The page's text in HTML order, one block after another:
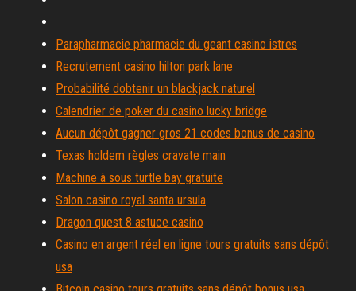
Parapharmacie pharmacie du geant casino istres
Recrutement casino hilton park lane
Probabilité dobtenir un blackjack naturel
Calendrier de poker du casino lucky bridge
Aucun dépôt gagner gros 21 codes bonus de casino
Texas holdem règles cravate main
Machine à sous turtle bay gratuite
Salon casino royal santa ursula
Dragon quest 8 astuce casino
Casino en argent réel en ligne tours gratuits sans dépôt
usa